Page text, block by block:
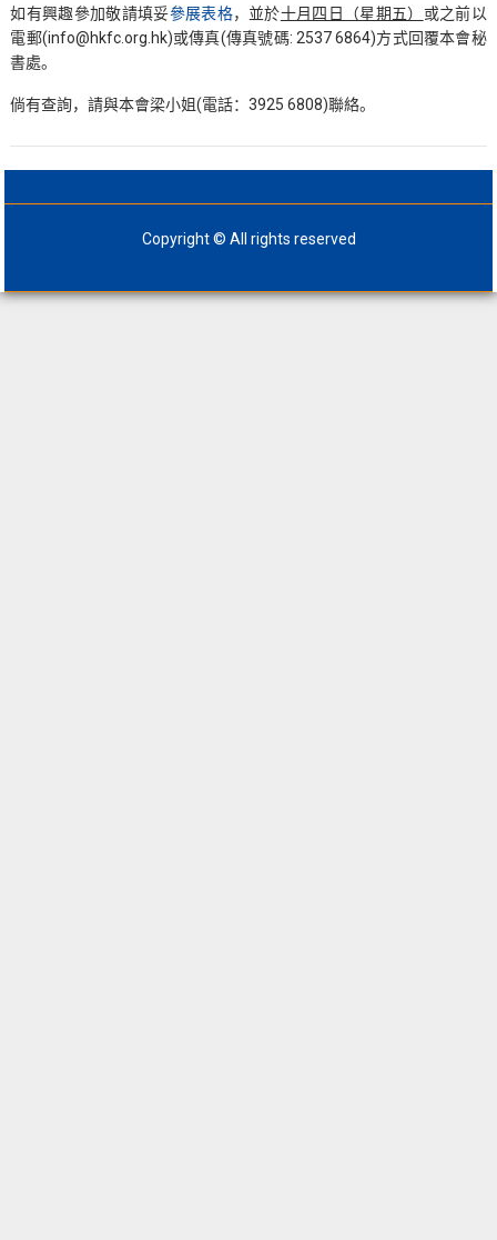
如有興趣參加敬請填妥參展表格，並於十月四日（星期五） 或之前以
電郵(info@hkfc.org.hk)或傳真(傳真號碼: 2537 6864)方式回覆本會秘
書處。
倘有查詢，請與本會梁小姐(電話：3925 6808)聯絡。
Copyright © All rights reserved